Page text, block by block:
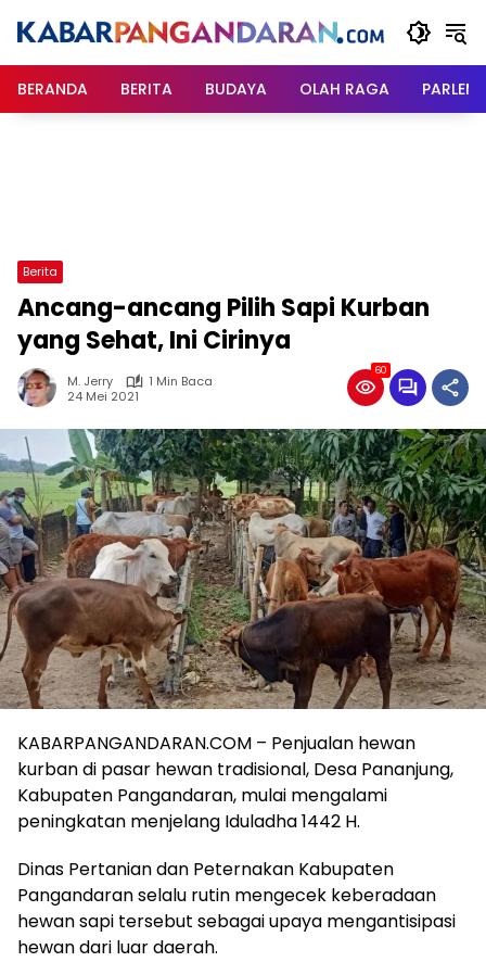
BERANDA
BERITA BUDAYA OLAH RAGA
Berita
Ancang-ancang Pilih Sapi Kurban
yang Sehat, Ini Cirinya
M. Jerry
1 Min Baca
24 Mei 2021
60
KABARPANGANDARAN.COM – Penjualan hewan
kurban di pasar hewan tradisional, Desa Pananjung,
Kabupaten Pangandaran, mulai mengalami
peningkatan menjelang Iduladha 1442 H.
Dinas Pertanian dan Peternakan Kabupaten
Pangandaran selalu rutin mengecek keberadaan
hewan sapi tersebut sebagai upaya mengantisipasi
hewan dari luar daerah.